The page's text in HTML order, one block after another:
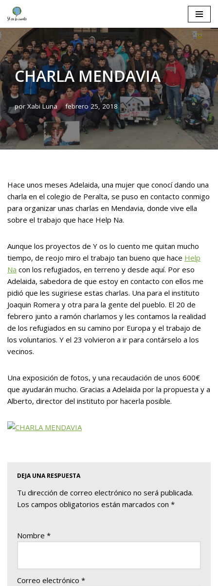
Saltar
al
contenido
CHARLA MENDAVIA
porXabi Luna febrero 25, 2018
Hace unos meses Adelaida, una mujer que conocí dando una
charla en el colegio de Peralta, se puso en contacto conmigo
para organizar unas charlas en Mendavia, donde vive ella
sobre el trabajo que hace Help Na.
Aunque los proyectos de Y os lo cuento me quitan mucho
tiempo, de reojo miro el trabajo tan bueno que hace Help
Na con los refugiados, en terreno y desde aquí. Por eso
Adelaida, sabedora de que estoy en contacto con ellos me
pidió que les sugiriese estas charlas. Una para el instituto
Joaquin Romera y otra para la gente del pueblo. El 20 de
febrero junto a ramón charlamos y les contamos la realidad
de los refugiados en su camino por Europa y el trabajo de
los voluntarios. Y el 23 volvieron a ir para contárselo a los
vecinos.
Una exposición de fotos, y una recaudación de unos 600€
que ayudarán mucho. Gracias a Adelaida por la propuesta y a
Alberto, director del instituto por hacerla posible.
DEJA UNA RESPUESTA
Tu dirección de correo electrónico no será publicada.
Los campos obligatorios están marcados con *
Nombre *
Correo electrónico *